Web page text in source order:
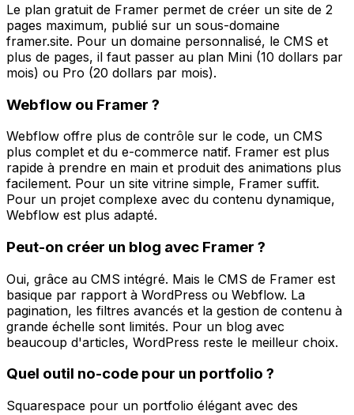
Le plan gratuit de Framer permet de créer un site de 2
pages maximum, publié sur un sous-domaine
framer.site. Pour un domaine personnalisé, le CMS et
plus de pages, il faut passer au plan Mini (10 dollars par
mois) ou Pro (20 dollars par mois).
Webflow ou Framer ?
Webflow offre plus de contrôle sur le code, un CMS
plus complet et du e-commerce natif. Framer est plus
rapide à prendre en main et produit des animations plus
facilement. Pour un site vitrine simple, Framer suffit.
Pour un projet complexe avec du contenu dynamique,
Webflow est plus adapté.
Peut-on créer un blog avec Framer ?
Oui, grâce au CMS intégré. Mais le CMS de Framer est
basique par rapport à WordPress ou Webflow. La
pagination, les filtres avancés et la gestion de contenu à
grande échelle sont limités. Pour un blog avec
beaucoup d'articles, WordPress reste le meilleur choix.
Quel outil no-code pour un portfolio ?
Squarespace pour un portfolio élégant avec des